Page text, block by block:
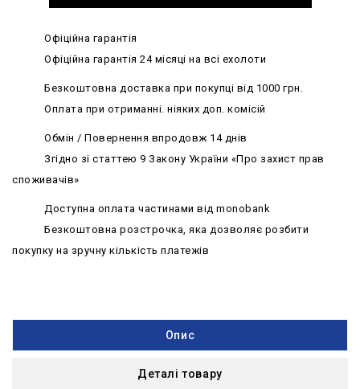
Офіційна гарантія
Офіційна гарантія 24 місяці на всі ехолоти
Безкоштовна доставка при покупці від 1000 грн.
Оплата при отриманні. ніяких доп. комісій
Обмін / Повернення впродовж 14 днів
Згідно зі статтею 9 Закону України «Про захист прав
споживачів»
Доступна оплата частинами від monobank
Безкоштовна розстрочка, яка дозволяє розбити
покупку на зручну кількість платежів
Опис
Деталі товару